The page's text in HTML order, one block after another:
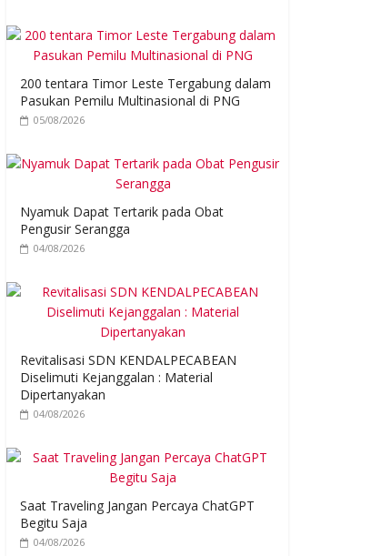
200 tentara Timor Leste Tergabung dalam
Pasukan Pemilu Multinasional di PNG
05/08/2026
Nyamuk Dapat Tertarik pada Obat
Pengusir Serangga
04/08/2026
Revitalisasi SDN KENDALPECABEAN
Diselimuti Kejanggalan : Material
Dipertanyakan
04/08/2026
Saat Traveling Jangan Percaya ChatGPT
Begitu Saja
04/08/2026